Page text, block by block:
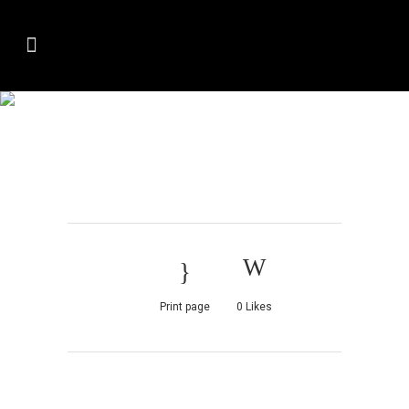
Print page 0 Likes